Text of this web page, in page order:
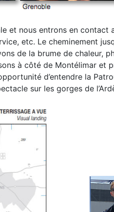
et nous entrons en contact
etc. Le cheminement
de la brume de chaleur,
à côté de Montélimar et
d’entendre la
sur les gorges de